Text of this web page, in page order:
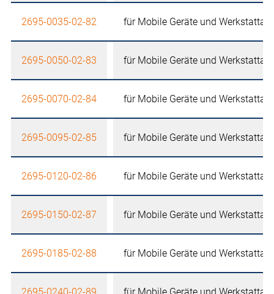
2695-0035-02-82 für Mobile Geräte und
2695-0050-02-83 für Mobile Geräte und
2695-0070-02-84 für Mobile Geräte und
2695-0095-02-85 für Mobile Geräte und
2695-0120-02-86 für Mobile Geräte und
2695-0150-02-87 für Mobile Geräte und
2695-0185-02-88 für Mobile Geräte und